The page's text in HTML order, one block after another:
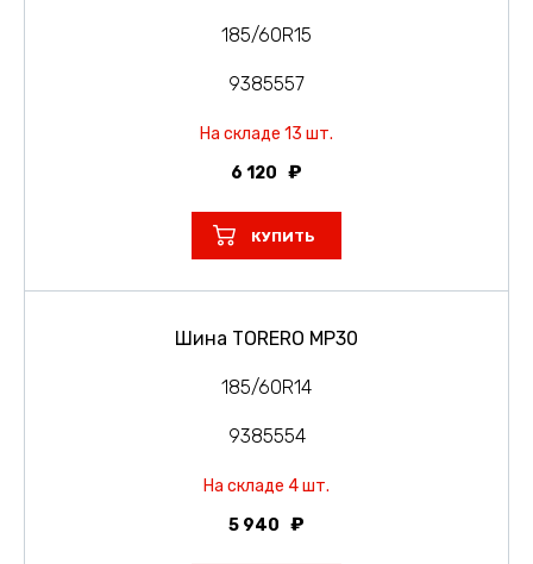
185/60R15
9385557
На складе 13 шт.
6 120
КУПИТЬ
Шина TORERO MP30
185/60R14
9385554
На складе 4 шт.
5 940